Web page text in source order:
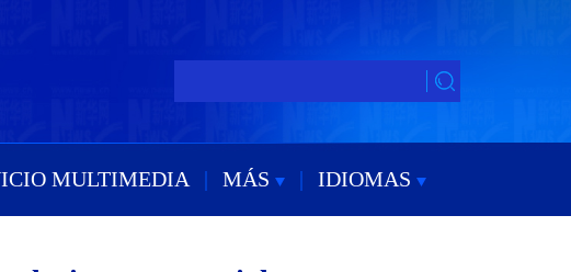
MULTIMEDIA | MÁS | IDIOMAS